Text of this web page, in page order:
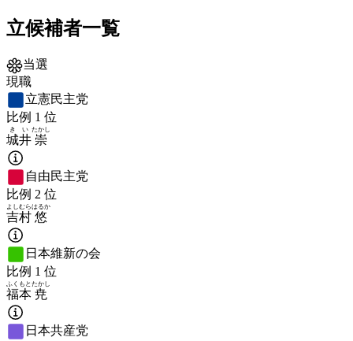
立候補者一覧
当選
現職
立憲民主党
比例 1 位
城井
きい
崇
たかし
自由民主党
比例 2 位
吉村
よしむら
悠
はるか
日本維新の会
比例 1 位
福本
ふくもと
尭
たかし
日本共産党